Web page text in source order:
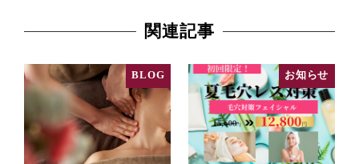
関連記事
BLOG お知らせ